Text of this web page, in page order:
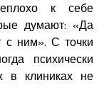
к себе
думают: «Да
с ним». С точки
психически
в клиниках не